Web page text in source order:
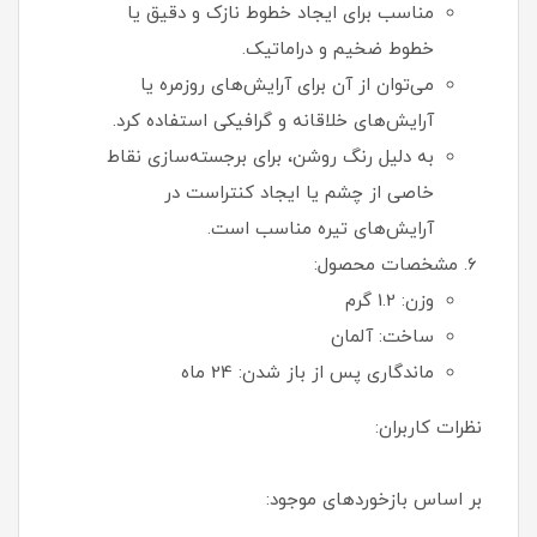
مناسب برای ایجاد خطوط نازک و دقیق یا
خطوط ضخیم و دراماتیک.
می‌توان از آن برای آرایش‌های روزمره یا
آرایش‌های خلاقانه و گرافیکی استفاده کرد.
به دلیل رنگ روشن، برای برجسته‌سازی نقاط
خاصی از چشم یا ایجاد کنتراست در
آرایش‌های تیره مناسب است.
مشخصات محصول:
وزن: 1.2 گرم
ساخت: آلمان
ماندگاری پس از باز شدن: 24 ماه
نظرات کاربران:
بر اساس بازخوردهای موجود: